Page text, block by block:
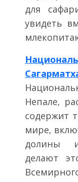
для
увидеть
Непале,
содержит
мире,
долины
делают